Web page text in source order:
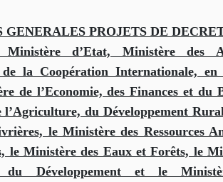
GENERALES PROJETS DE
d’Etat, Ministère des
la Coopération Internationale, en
de l’Economie, des Finances et du
du Développement
le Ministère des Ressources
le Ministère des Eaux et Forêts, le
Développement et le